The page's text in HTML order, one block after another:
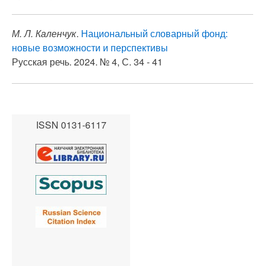
М. Л. Каленчук. Национальный словарный фонд:
новые возможности и перспективы
Русская речь. 2024. № 4, С. 34 - 41
ISSN 0131-6117